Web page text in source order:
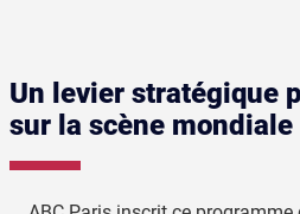
Un levier stratégique
sur la scène mondiale